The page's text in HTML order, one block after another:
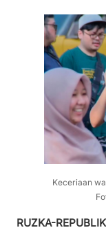
Keceriaan
RUZKA-